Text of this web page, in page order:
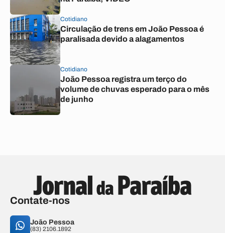
Cotidiano
Circulação de trens em João Pessoa é
paralisada devido a alagamentos
Cotidiano
João Pessoa registra um terço do
volume de chuvas esperado para o mês
de junho
Contate-nos
João Pessoa
(83) 2106.1892